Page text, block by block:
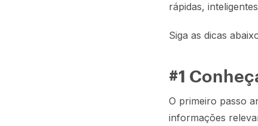
rápidas,
Siga as dicas
#1
O primeiro passo
informações